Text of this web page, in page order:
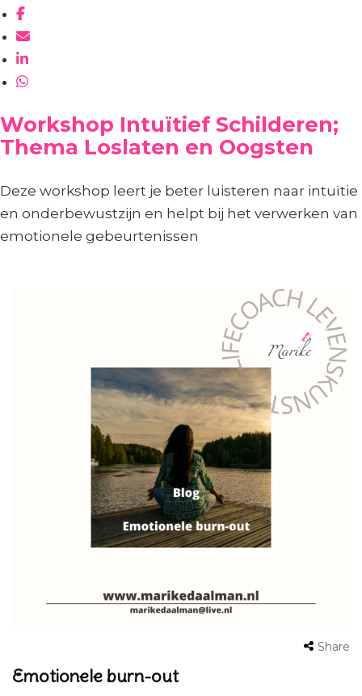
Workshop Intuïtief Schilderen;
Thema Loslaten en Oogsten
Deze workshop leert je beter luisteren naar intuïtie
en onderbewustzijn en helpt bij het verwerken van
emotionele gebeurtenissen
Share
Emotionele burn-out